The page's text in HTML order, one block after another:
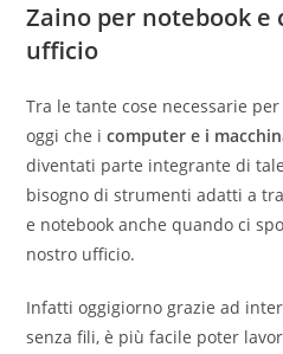
Zaino per notebook
ufficio
Tra le tante cose necessarie
oggi che icomputer e i
diventati parte integrante di
bisogno di strumenti adatti a
e notebook anche quando ci
nostro ufficio.
Infatti oggigiorno grazie ad
senza fili, è più facile poter